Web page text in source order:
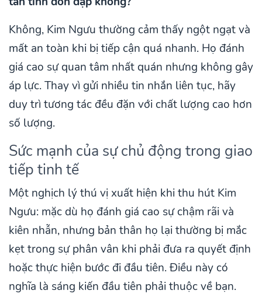
Không, Kim Ngưu thường cảm thấy ngột ngạt và
mất an toàn khi bị tiếp cận quá nhanh. Họ đánh
giá cao sự quan tâm nhất quán nhưng không gây
áp lực. Thay vì gửi nhiều tin nhắn liên tục, hãy
duy trì tương tác đều đặn với chất lượng cao hơn
số lượng.
Sức mạnh của sự chủ động trong giao
tiếp tinh tế
Một nghịch lý thú vị xuất hiện khi thu hút Kim
Ngưu: mặc dù họ đánh giá cao sự chậm rãi và
kiên nhẫn, nhưng bản thân họ lại thường bị mắc
kẹt trong sự phân vân khi phải đưa ra quyết định
hoặc thực hiện bước đi đầu tiên. Điều này có
nghĩa là sáng kiến đầu tiên phải thuộc về bạn.